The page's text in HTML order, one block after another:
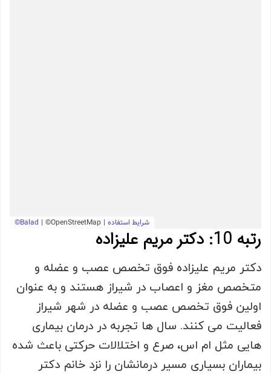
رتبه 10: دکتر مریم علیزاده
دکتر مریم علیزاده فوق تخصص عصب و عضله و
متخصص مغز و اعصاب در شیراز هستند و به عنوان
اولین فوق تخصص عصب و عضله در شهر شیراز
فعالیت می کنند. سال ها تجربه در درمان بیماری
هایی مثل ام اس، صرع و اختلالات حرکتی باعث شده
بیماران بسیاری مسیر درمانشان را نزد خانم دکتر